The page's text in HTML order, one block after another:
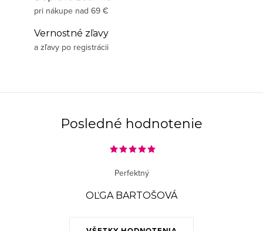
pri nákupe nad 69 €
Vernostné zľavy
a zľavy po registrácii
Posledné hodnotenie
Perfektný
OĽGA BARTOŠOVÁ